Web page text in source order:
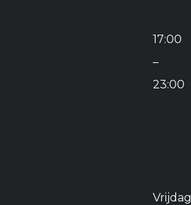
17:00
–
23:00
Vrijdag